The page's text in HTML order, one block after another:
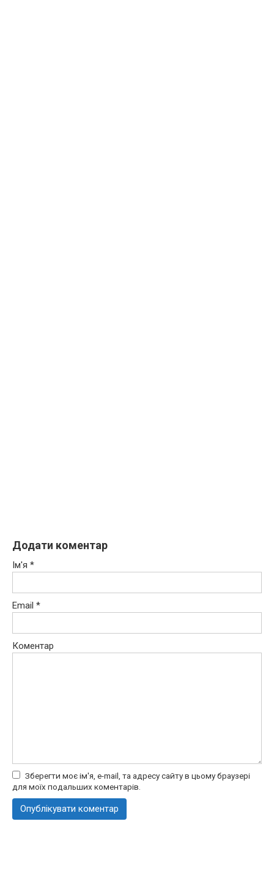
Додати коментар
Ім'я *
Email *
Коментар
Зберегти моє ім'я, e-mail, та адресу сайту в цьому браузері
для моїх подальших коментарів.